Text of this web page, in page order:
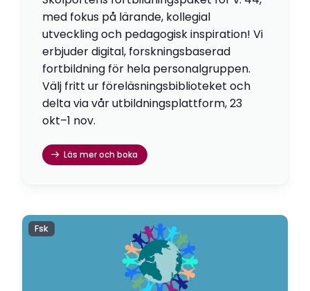
med fokus på lärande, kollegial
utveckling och pedagogisk inspiration! Vi
erbjuder digital, forskningsbaserad
fortbildning för hela personalgruppen.
Välj fritt ur föreläsningsbiblioteket och
delta via vår utbildningsplattform, 23
okt–1 nov.
Läs mer och boka
Fsk